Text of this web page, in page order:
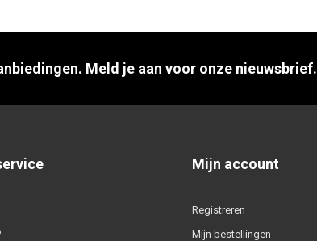
Meld je aan voor onze nieuwsbrief.
Mijn account
Registreren
Mijn bestellingen